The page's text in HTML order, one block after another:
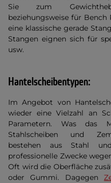
Sie zum
beziehungsweise für Bench
eine klassische gerade
Stangen eignen sich für
usw.
Hantelscheibentypen:
Im Angebot von
wieder eine Vielzahl an
Parametern. Was das
Stahlscheiben und
bestehen aus Stahl
professionelle Zwecke
Oft wird die Oberfläche
oder Gummi. Dagegen